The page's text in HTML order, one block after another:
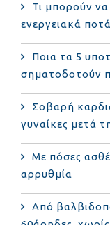
Τι μπορούν
ενεργειακά ποτά
Ποια τα 5
σηματοδοτούν
Σοβαρή
γυναίκες μετά
Με πόσες
αρρυθμία
Από